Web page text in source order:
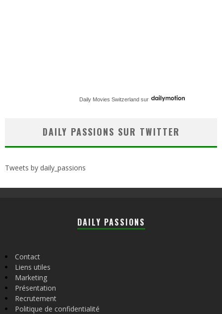
Daily Movies Switzerland sur
DAILY PASSIONS SUR TWITTER
Tweets by daily_passions
DAILY PASSIONS
Contact
Liens utiles
Marketing
Présentation
Recrutement
Politique de confidentialité